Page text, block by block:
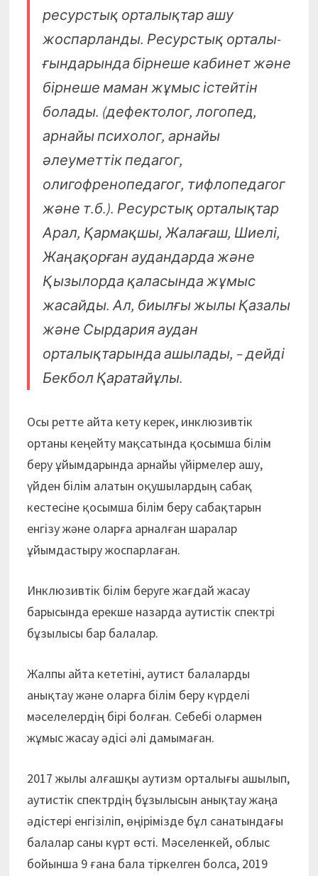
ресурстық орталықтар ашу
жоспарланды. Ресурстық орталы­
ғындарында бірнеше кабинет және
бірнеше маман жұмыс істейтін
болады. (дефектолог, логопед,
арнайы психолог, арнайы
әлеуметтік педагог,
олигофренопедагог, тифлопедагог
және т.б.). Ресурстық орталықтар
Арал, Қармақшы, Жалағаш, Шиелі,
Жаңа­қорған аудандарда және
Қызылорда қала­сында жұмыс
жасайды. Ал, биылғы жылы Қазалы
және Сырдария аудан
орталықтарында ашылады, – дейді
Бекбол Қаратайұлы.
Осы ретте айта кету керек, инклюзивтік
ортаны кеңейту мақ­сатында қосымша білім
беру ұйым­дарында арнайы үйірмелер ашу,
үйден білім алатын оқушылардың сабақ
кестесіне қосымша білім беру сабақтарын
енгізу және оларға арналған шаралар
ұйымдастыру жоспарлаған.
Инклюзивтік білім беруге жағдай жасау
барысында ерекше назарда аутистік спектрі
бұзылысы бар балалар.
Жалпы айта кететіні, аутист бала­ларды
анықтау және оларға білім беру күрделі
мәселелердің бірі болған. Се­бебі олармен
жұмыс жасау әдісі әлі дамымаған.
2017 жылы алғашқы аутизм орталығы ашылып,
аутистік спектрдің бұзылысын анықтау жаңа
әдістері енгізіліп, өңірімізде бұл санатындағы
балалар саны күрт өсті. Мәселенкей, облыс
бойынша 9 ғана бала тіркелген болса, 2019